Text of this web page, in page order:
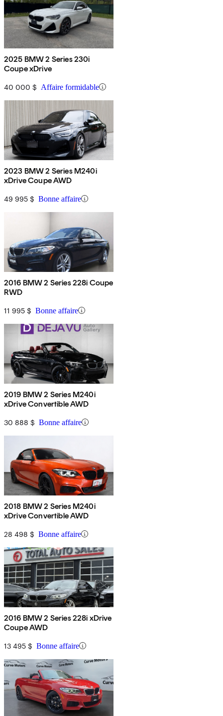
2025 BMW 2 Series 230i
Coupe xDrive
40 000 $ Affaire formidable
2023 BMW 2 Series M240i
xDrive Coupe AWD
49 995 $ Bonne affaire
2016 BMW 2 Series 228i Coupe
RWD
11 995 $ Bonne affaire
2019 BMW 2 Series M240i
xDrive Convertible AWD
30 888 $ Bonne affaire
2018 BMW 2 Series M240i
xDrive Convertible AWD
28 498 $ Bonne affaire
2016 BMW 2 Series 228i xDrive
Coupe AWD
13 495 $ Bonne affaire